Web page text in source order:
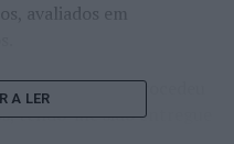
avaliados em
o mesmo procedeu
tendo-lhe sido entregue
A LER